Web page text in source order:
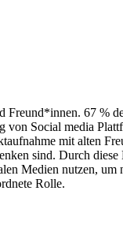
Freund*innen. 67 %
Social media
mit alten
sind. Durch diese
Medien nutzen, um
Rolle.